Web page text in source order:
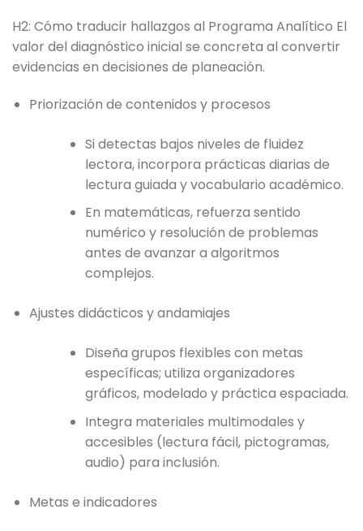
H2: Cómo traducir hallazgos al Programa Analítico El
valor del diagnóstico inicial se concreta al convertir
evidencias en decisiones de planeación.
Priorización de contenidos y procesos
Si detectas bajos niveles de fluidez
lectora, incorpora prácticas diarias de
lectura guiada y vocabulario académico.
En matemáticas, refuerza sentido
numérico y resolución de problemas
antes de avanzar a algoritmos
complejos.
Ajustes didácticos y andamiajes
Diseña grupos flexibles con metas
específicas; utiliza organizadores
gráficos, modelado y práctica espaciada.
Integra materiales multimodales y
accesibles (lectura fácil, pictogramas,
audio) para inclusión.
Metas e indicadores